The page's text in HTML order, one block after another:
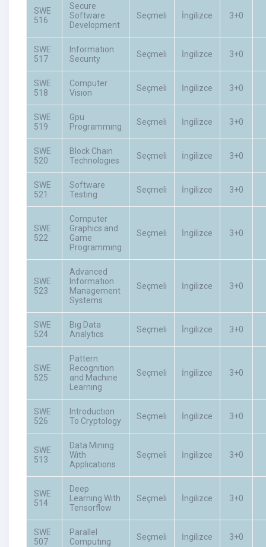
SWE
516
Secure
Software
Development
Seçmeli İngilizce 3+0
SWE
517
Informatıon
Securıty
Seçmeli İngilizce 3+0
SWE
518
Computer
Vısıon
Seçmeli İngilizce 3+0
SWE
519
Gpu
Programmıng
Seçmeli İngilizce 3+0
SWE
520
Block Chaın
Technologıes
Seçmeli İngilizce 3+0
SWE
521
Software
Testıng
Seçmeli İngilizce 3+0
SWE
522
Computer
Graphıcs and
Game
Programmıng
Seçmeli İngilizce 3+0
SWE
523
Advanced
Informatıon
Management
Systems
Seçmeli İngilizce 3+0
SWE
524
Bıg Data
Analytıcs
Seçmeli İngilizce 3+0
SWE
525
Pattern
Recognıtıon
and Machıne
Learnıng
Seçmeli İngilizce 3+0
SWE
526
Introductıon
To Cryptology
Seçmeli İngilizce 3+0
SWE
513
Data Mınıng
Wıth
Applıcatıons
Seçmeli İngilizce 3+0
SWE
514
Deep
Learnıng Wıth
Tensorflow
Seçmeli İngilizce 3+0
SWE
507
Parallel
Computıng
Seçmeli İngilizce 3+0